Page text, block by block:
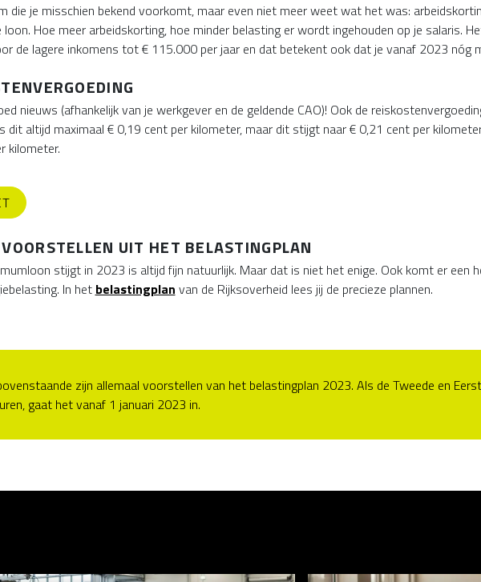
die je misschien bekend voorkomt, maar even niet meer weet wat het was:
loon. Hoe meer arbeidskorting, hoe minder belasting er wordt ingehouden op je salaris.
de lagere inkomens tot € 115.000 per jaar en dat betekent ook dat je vanaf 2023 nóg
nieuws (afhankelijk van je werkgever en de geldende CAO)! Ook de
dit altijd maximaal € 0,19 cent per kilometer, maar dit stijgt naar € 0,21 cent per
kilometer.
UIT HET BELASTINGPLAN
stijgt in 2023 is altijd fijn natuurlijk. Maar dat is niet het enige. Ook komt er een
In het belastingplan van de Rijksoverheid lees jij de precieze plannen.
zijn allemaal voorstellen van het belastingplan 2023. Als de Tweede en
gaat het vanaf 1 januari 2023 in.